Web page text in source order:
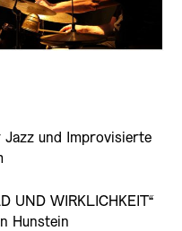
und Improvisierte
UND WIRKLICHKEIT“
Hunstein